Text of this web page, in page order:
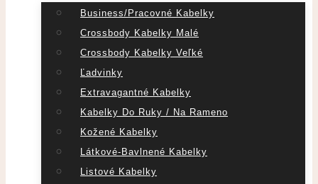
Business/pracovné Kabelky
Crossbody Kabelky Malé
Crossbody Kabelky Veľké
Ľadvinky
Extravagantné Kabelky
Kabelky Do Ruky / Na Rameno
Kožené Kabelky
Látkové-Bavlnené Kabelky
Listové Kabelky